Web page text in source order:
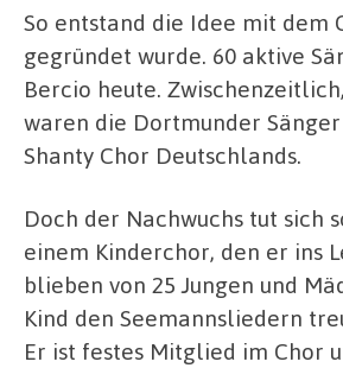
So entstand die Idee mit dem
gegründet wurde. 60 aktive
Bercio heute.
waren die Dortmunder
Shanty Chor Deutschlands.
Doch der Nachwuchs tut sich
einem Kinderchor, den er ins
blieben von 25 Jungen und
Kind den Seemannsliedern
Er ist festes Mitglied im Chor